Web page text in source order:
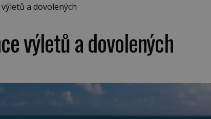
a dovolených
výletů a dovolených